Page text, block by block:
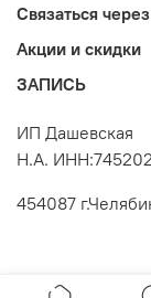
Связаться
Акции и скидки
ЗАПИСЬ
ИП Дашевская
Н.А.
454087